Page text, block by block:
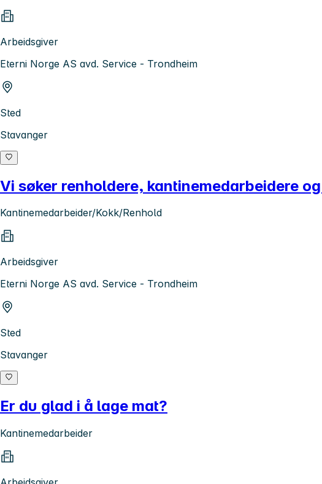
Arbeidsgiver
Eterni Norge AS avd. Service - Trondheim
Sted
Stavanger
Vi søker renholdere, kantinemedarbeidere
Kantinemedarbeider/Kokk/Renhold
Arbeidsgiver
Eterni Norge AS avd. Service - Trondheim
Sted
Stavanger
Er du glad i å lage mat?
Kantinemedarbeider